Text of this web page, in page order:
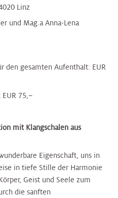
Linz
und Mag.a Anna-Lena
den gesamten Aufenthalt: EUR
EUR 75,–​​
mit Klangschalen aus
Eigenschaft, uns in
in tiefe Stille der Harmonie
Geist und Seele zum
die sanften